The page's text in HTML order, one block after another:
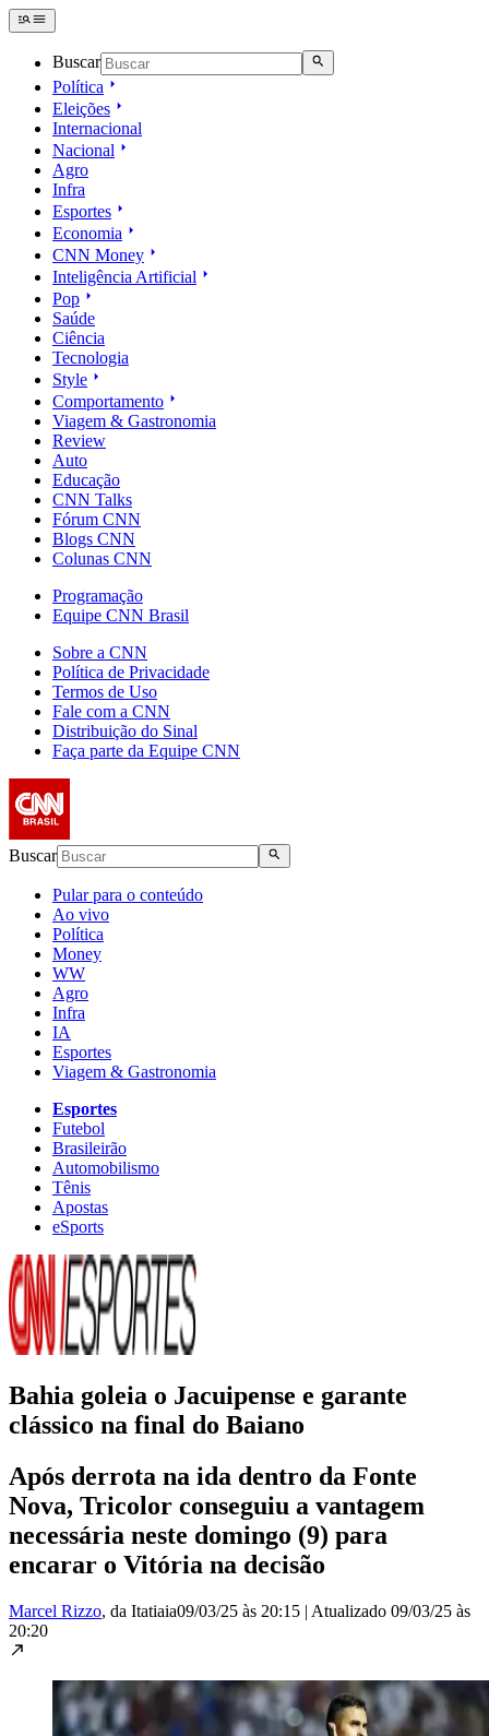
Buscar
Política
Eleições
Internacional
Nacional
Agro
Infra
Esportes
Economia
CNN Money
Inteligência Artificial
Pop
Saúde
Ciência
Tecnologia
Style
Comportamento
Viagem & Gastronomia
Review
Auto
Educação
CNN Talks
Fórum CNN
Blogs CNN
Colunas CNN
Programação
Equipe CNN Brasil
Sobre a CNN
Política de Privacidade
Termos de Uso
Fale com a CNN
Distribuição do Sinal
Faça parte da Equipe CNN
Buscar
Pular para o conteúdo
Ao vivo
Política
Money
WW
Agro
Infra
IA
Esportes
Viagem & Gastronomia
Esportes
Futebol
Brasileirão
Automobilismo
Tênis
Apostas
eSports
Bahia goleia o Jacuipense e garante
clássico na final do Baiano
Após derrota na ida dentro da Fonte
Nova, Tricolor conseguiu a vantagem
necessária neste domingo (9) para
encarar o Vitória na decisão
Marcel Rizzo, da Itatiaia09/03/25 às 20:15 | Atualizado 09/03/25 às
20:20